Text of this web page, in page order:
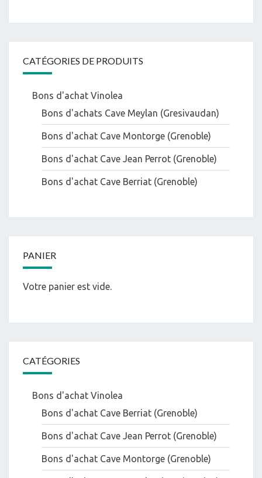
CATÉGORIES DE PRODUITS
Bons d'achat Vinolea
Bons d'achats Cave Meylan (Gresivaudan)
Bons d'achat Cave Montorge (Grenoble)
Bons d'achat Cave Jean Perrot (Grenoble)
Bons d'achat Cave Berriat (Grenoble)
PANIER
Votre panier est vide.
CATÉGORIES
Bons d'achat Vinolea
Bons d'achat Cave Berriat (Grenoble)
Bons d'achat Cave Jean Perrot (Grenoble)
Bons d'achat Cave Montorge (Grenoble)